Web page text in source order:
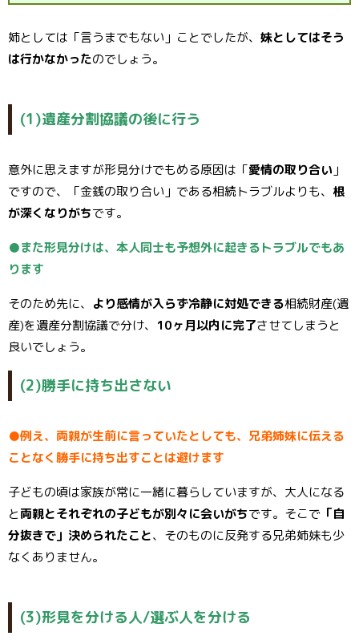
姉としては「言うまでもない」ことでしたが、 妹としてはそう
は行かなかったのでしょう。
(1)遺産分割協議の後に行う
意外に思えますが形見分けでもめる原因は「愛情の取り合い 」
ですので、「金銭の取り合い」である相続トラブルよりも、 根
が深くなりがちです。
●また形見分けは、本人同士も予想外に起きるトラブルでもあ
ります
そのため先に、 より感情が入らず冷静に対処できる相続財産(遺
産)を遺産分割協議で分け、 10ヶ月以内に完了させてしまうと
良いでしょう。
(2)勝手に持ち出さない
●例え、両親が生前に言っていたとしても、兄弟姉妹に伝える
ことなく勝手に持ち出すことは避けます
子どもの頃は家族が常に一緒に暮らしていますが、大人になる
と両親とそれぞれの子どもが別々に会いがちです。そこで 「自
分抜きで」決められたこと、そのものに反発する兄弟姉妹も少
なくありません。
(3)形見を分ける人/選ぶ人を分ける